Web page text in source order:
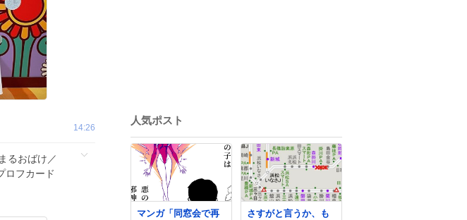
14:26
るおばけ／
ロフカード
人気ポスト
マンガ「同窓会で再
さすがと言うか、も